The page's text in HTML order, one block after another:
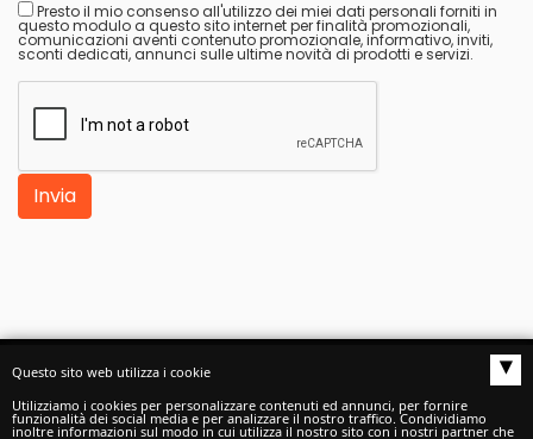
Presto il mio consenso all'utilizzo dei miei dati personali forniti in
questo modulo a questo sito internet per finalità promozionali,
comunicazioni aventi contenuto promozionale, informativo, inviti,
sconti dedicati, annunci sulle ultime novità di prodotti e servizi.
Invia
Autoscuole buono S.a.s.di Buono Claudio e C. -
Questo sito web utilizza i cookie ▴
Utilizziamo i cookies per personalizzare contenuti ed annunci, per fornire
funzionalità dei social media e per analizzare il nostro traffico. Condividiamo
inoltre informazioni sul modo in cui utilizza il nostro sito con i nostri partner che